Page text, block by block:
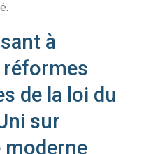
à
réformes
de la loi du
sur
moderne